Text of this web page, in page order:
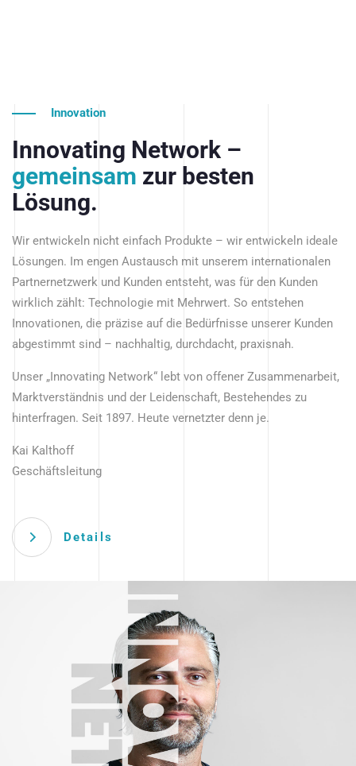
Innovation
Innovating Network –
gemeinsam zur besten
Lösung.
Wir entwickeln nicht einfach Produkte – wir entwickeln ideale
Lösungen. Im engen Austausch mit unserem internationalen
Partnernetzwerk und Kunden entsteht, was für den Kunden
wirklich zählt: Technologie mit Mehrwert. So entstehen
Innovationen, die präzise auf die Bedürfnisse unserer Kunden
abgestimmt sind – nachhaltig, durchdacht, praxisnah.
Unser „Innovating Network“ lebt von offener Zusammenarbeit,
Marktverständnis und der Leidenschaft, Bestehendes zu
hinterfragen. Seit 1897. Heute vernetzter denn je.
Kai Kalthoff
Geschäftsleitung
Details